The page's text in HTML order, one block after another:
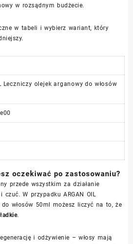
w rozsądnym budżecie.
w tabeli i wybierz wariant, który
Leczniczy olejek arganowy do włosów
oczekiwać po zastosowaniu?
przede wszystkim za działanie
czuć. W przypadku ARGAN OIL
do włosów 50ml możesz liczyć na to, że
.
i odżywienie – włosy mają